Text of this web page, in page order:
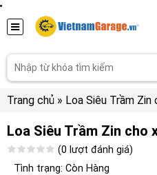
Trang chủ » Loa Siêu Trầm
Loa Siêu Trầm Zin cho
(0 lượt đánh giá)
Tình trạng: Còn Hàng